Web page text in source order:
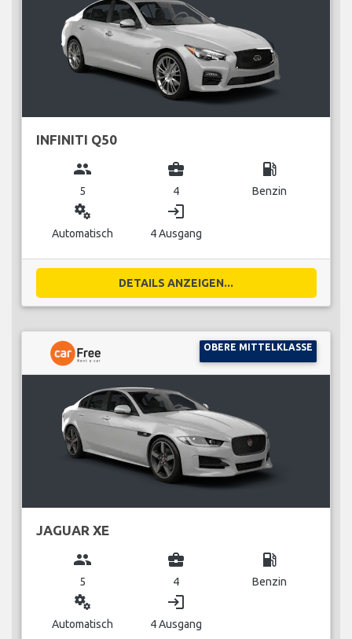
INFINITI Q50
group
5
business_center
4
local_gas_station
Benzin
miscellaneous_services
Automatisch
login
4 Ausgang
DETAILS ANZEIGEN...
OBERE MITTELKLASSE
JAGUAR XE
group
5
business_center
4
local_gas_station
Benzin
miscellaneous_services
Automatisch
login
4 Ausgang